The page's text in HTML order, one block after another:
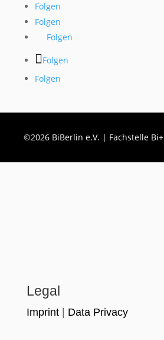
Folgen
Folgen
Folgen
Folgen
Folgen
©2026 BiBerlin e.V. | Fachstelle Bi+
Legal
Imprint| Data Privacy